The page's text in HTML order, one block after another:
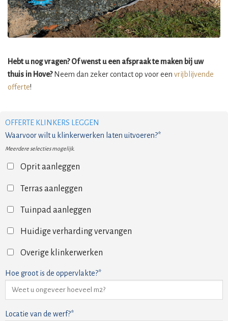
Hebt u nog vragen? Of wenst u een afspraak te maken bij uw
thuis in Hove?Neem dan zeker contact op voor een vrijblijvende
offerte!
OFFERTE KLINKERS LEGGEN
Waarvoor wilt u klinkerwerken laten uitvoeren?*
Meerdere selecties mogelijk.
Oprit aanleggen
Terras aanleggen
Tuinpad aanleggen
Huidige verharding vervangen
Overige klinkerwerken
Hoe groot is de oppervlakte?*
Locatie van de werf?*